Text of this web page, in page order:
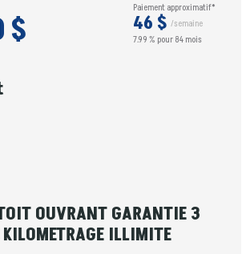
$
Paiement approximatif*
46 $ /semaine
7.99 % pour 84 mois
OUVRANT GARANTIE 3
ILLIMITE